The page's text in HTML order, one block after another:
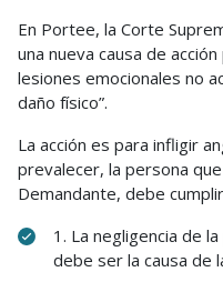
En Portee, la Corte
una nueva causa de
lesiones emocionales no
daño físico”.
La acción es para infligir
prevalecer, la persona
Demandante, debe
1. La negligencia de
debe ser la causa de